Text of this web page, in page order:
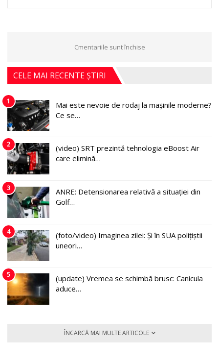
Cmentariile sunt închise
CELE MAI RECENTE ȘTIRI
1
Mai este nevoie de rodaj la mașinile moderne?
Ce se…
2
(video) SRT prezintă tehnologia eBoost Air
care elimină…
3
ANRE: Detensionarea relativă a situației din
Golf…
4
(foto/video) Imaginea zilei: Și în SUA polițiștii
uneori…
5
(update) Vremea se schimbă brusc: Canicula
aduce…
ÎNCARCĂ MAI MULTE ARTICOLE